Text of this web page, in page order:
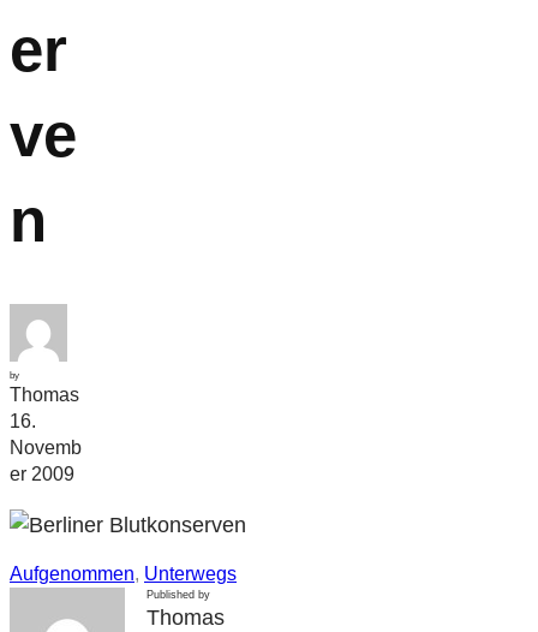
er
ve
n
by
Thomas
16.
Novemb
er 2009
Aufgenommen, Unterwegs
Published by
Thomas